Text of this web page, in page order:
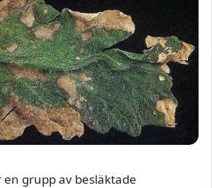
grupp av besläktade